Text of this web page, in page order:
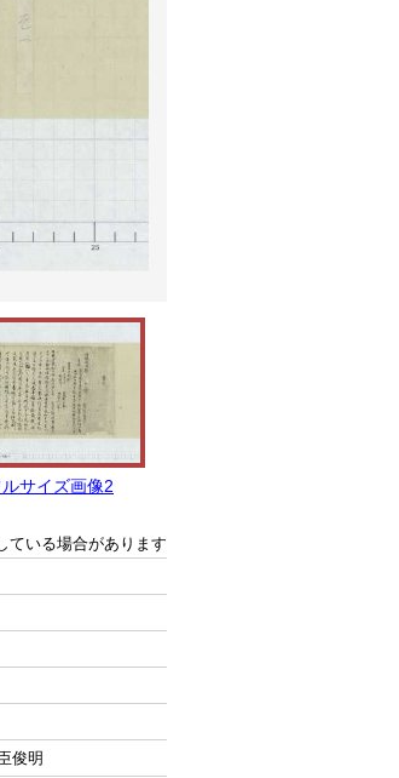
ルサイズ画像2
ている場合があります
俊明